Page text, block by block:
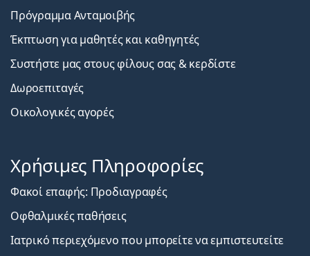
Πρόγραμμα Ανταμοιβής
Έκπτωση για μαθητές και καθηγητές
Συστήστε μας στους φίλους σας & κερδίστε
Δωροεπιταγές
Οικολογικές αγορές
Χρήσιμες Πληροφορίες
Φακοί επαφής: Προδιαγραφές
Οφθαλμικές παθήσεις
Ιατρικό περιεχόμενο που μπορείτε να εμπιστευτείτε